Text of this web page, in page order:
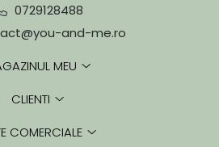
0729128488
and-me.ro
MEU
CLIENTI
COMERCIALE